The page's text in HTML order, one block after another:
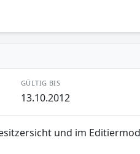
GÜLTIG BIS
13.10.2012
und im